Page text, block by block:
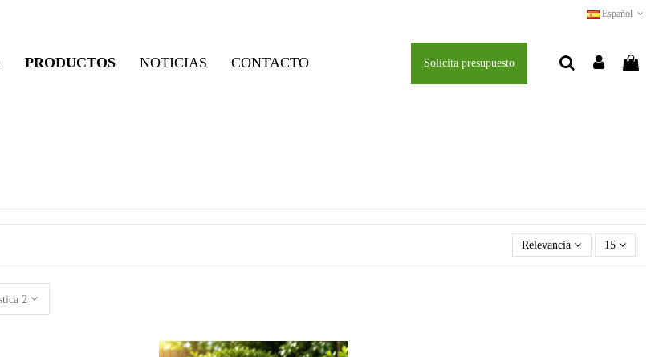
Español
PRODUCTOS NOTICIAS CONTACTO Solicita presupuesto
Relevancia 15
2